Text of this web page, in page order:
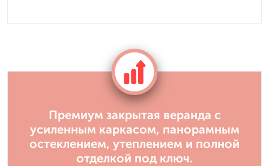
Премиум закрытая веранда с
усиленным каркасом, панорамным
остеклением, утеплением и полной
отделкой под ключ.